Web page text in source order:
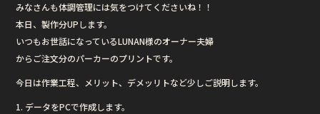
みなさんも体調管理には気をつけてくださいね！！
本日、製作分UPします。
いつもお世話になっているLUNAN様のオーナー夫婦
からご注文分のパーカーのプリントです。
今日は作業工程、メリット、デメッリトなど少しご説明します。
1. データをPCで作成します。